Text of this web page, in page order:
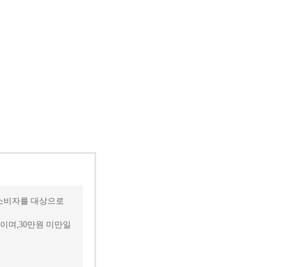
비자를 대상으로
며,30만원 미만일